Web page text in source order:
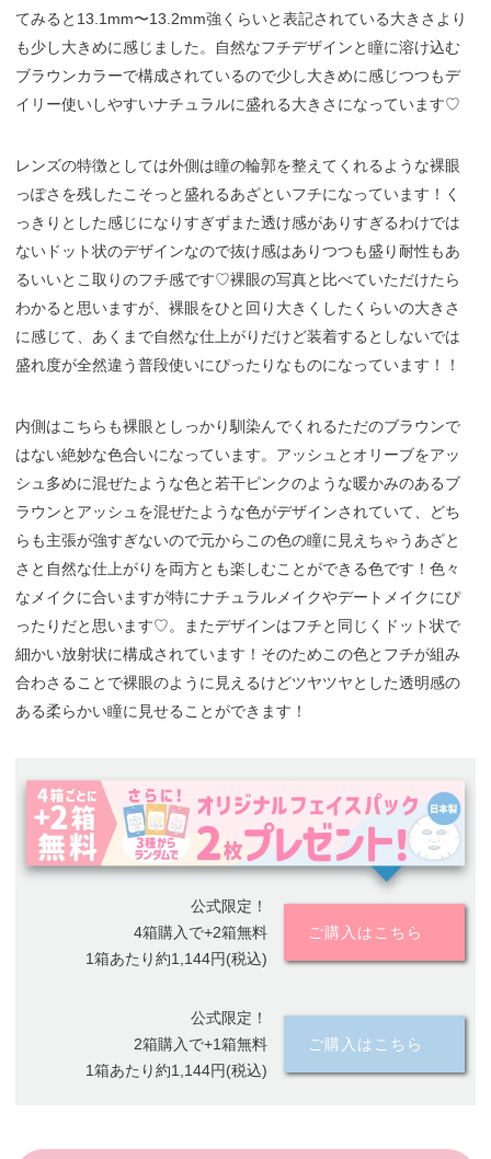
てみると13.1mm〜13.2mm強くらいと表記されている大きさより
も少し大きめに感じました。自然なフチデザインと瞳に溶け込む
ブラウンカラーで構成されているので少し大きめに感じつつもデ
イリー使いしやすいナチュラルに盛れる大きさになっています♡
レンズの特徴としては外側は瞳の輪郭を整えてくれるような裸眼
っぽさを残したこそっと盛れるあざといフチになっています！く
っきりとした感じになりすぎずまた透け感がありすぎるわけでは
ないドット状のデザインなので抜け感はありつつも盛り耐性もあ
るいいとこ取りのフチ感です♡裸眼の写真と比べていただけたら
わかると思いますが、裸眼をひと回り大きくしたくらいの大きさ
に感じて、あくまで自然な仕上がりだけど装着するとしないでは
盛れ度が全然違う普段使いにぴったりなものになっています！！
内側はこちらも裸眼としっかり馴染んでくれるただのブラウンで
はない絶妙な色合いになっています。アッシュとオリーブをアッ
シュ多めに混ぜたような色と若干ピンクのような暖かみのあるブ
ラウンとアッシュを混ぜたような色がデザインされていて、どち
らも主張が強すぎないので元からこの色の瞳に見えちゃうあざと
さと自然な仕上がりを両方とも楽しむことができる色です！色々
なメイクに合いますが特にナチュラルメイクやデートメイクにぴ
ったりだと思います♡。またデザインはフチと同じくドット状で
細かい放射状に構成されています！そのためこの色とフチが組み
合わさることで裸眼のように見えるけどツヤツヤとした透明感の
ある柔らかい瞳に見せることができます！
公式限定！
4箱購入で+2箱無料
1箱あたり約1,144円(税込)
ご購入はこちら
公式限定！
2箱購入で+1箱無料
1箱あたり約1,144円(税込)
ご購入はこちら